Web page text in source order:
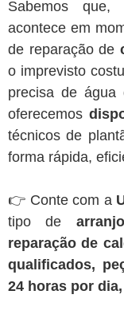
Sabemos
acontece em
de reparação de
o imprevisto
precisa de água
oferecemos
técnicos de
forma rápida,
👉 Conte com a
tipo de
reparação de
qualificados,
24 horas por